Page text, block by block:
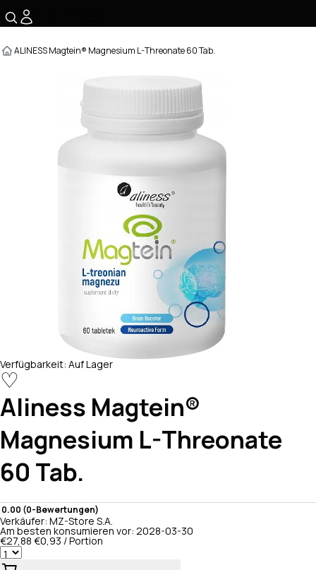
ALINESS Magtein® Magnesium L-Threonate 60 Tab.
Verfügbarkeit: Auf Lager
♡
Aliness Magtein®
Magnesium L-Threonate
60 Tab.
0.00 (0-Bewertungen)
Verkäufer: MZ-Store S.A.
Am besten konsumieren vor: 2028-03-30
€27,88 €0,93 / Portion